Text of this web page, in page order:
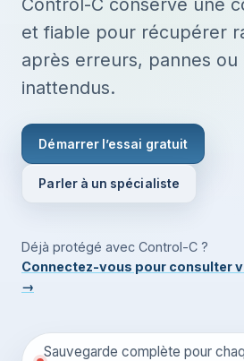
Control-C conserve une
et fiable pour récupérer
après erreurs, pannes ou
inattendus.
Démarrer l’essai gratuit
Parler à un spécialiste
Déjà protégé avec Control-C ?
Connectez-vous pour consulter
→
Sauvegarde complète pour